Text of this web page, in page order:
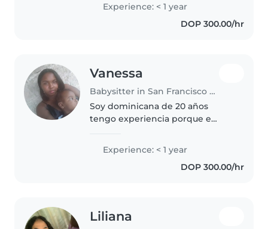
divertido y lleno de atención.
Estoy comprometida a apoyar a
Experience: < 1 year
DOP 300.00/hr
Vanessa
Babysitter in San Francisco de Macorís
Soy dominicana de 20 años
tengo experiencia porque e
hermana porque mi madre no
podía se cuidar de bebé recién
nacido, y tengo un niño de 3
Experience: < 1 year
DOP 300.00/hr
Liliana